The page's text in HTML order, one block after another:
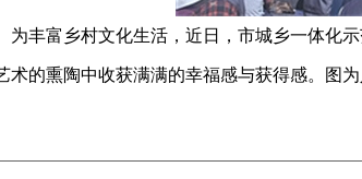
富乡村文化生活，近日，市城乡一体化示
术的熏陶中收获满满的幸福感与获得感。图为